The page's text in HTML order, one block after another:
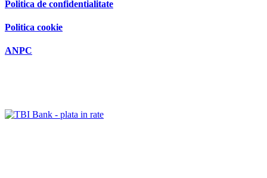
Politica de confidentialitate
Politica cookie
ANPC